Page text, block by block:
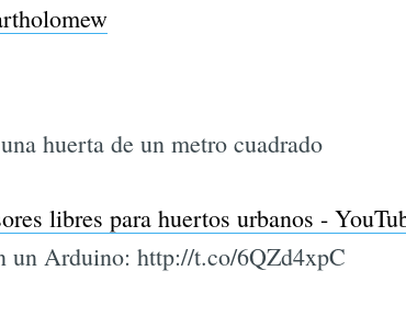
huerta de un metro cuadrado
libres para huertos urbanos -
un Arduino: http://t.co/6QZd4xpC